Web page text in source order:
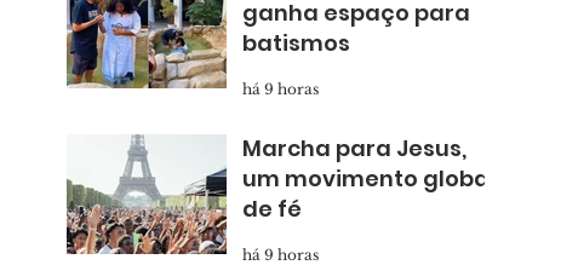
ganha espaço para
batismos
há 9 horas
Marcha para Jesus,
um movimento global
de fé
há 9 horas